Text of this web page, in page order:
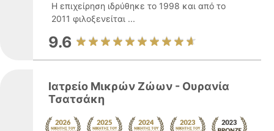
Η επιχείρηση ιδρύθηκε το 1998 και από το
2011 φιλοξενείται ...
9.6
Ιατρείο Μικρών Ζώων - Ουρανία
Τσατσάκη